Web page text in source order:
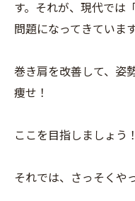
す。それが、現代では
問題になってきています
巻き肩を改善して、姿
痩せ！
ここを目指しましょう！
それでは、さっそくや